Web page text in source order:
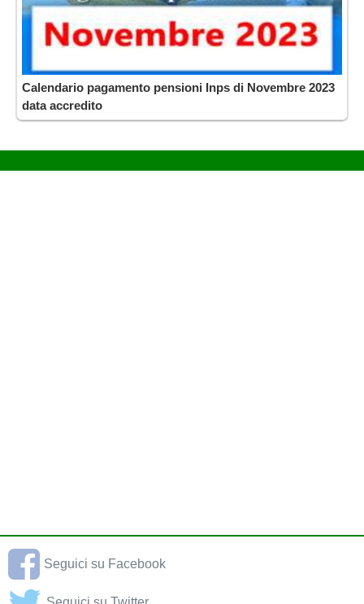
Calendario pagamento pensioni Inps di Novembre 2023
data accredito
Seguici su Facebook